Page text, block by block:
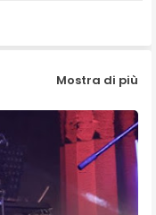
Mostra di più